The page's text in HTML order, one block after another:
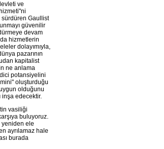
ve
sürdüren Gaullist
güvenilir
devam
hizmetlerin
dolayımıyla,
pazarının
kapitalist
ne anlama
potansiyelini
oluşturduğu
olduğunu
inşa edecektir.
vasiliği
buluyoruz.
yeniden ele
ayrılamaz hale
burada